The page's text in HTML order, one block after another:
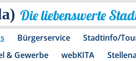
Die liebenswerte
Bürgerservice
Stadtinfo/
& Gewerbe webKITA